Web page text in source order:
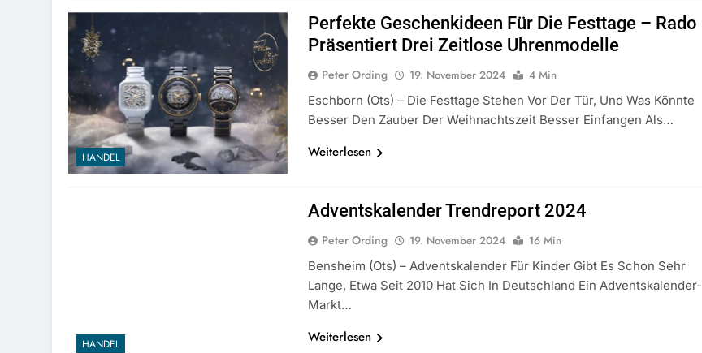
HANDEL
Perfekte Geschenkideen Für Die Festtage – Rado
Präsentiert Drei Zeitlose Uhrenmodelle
Peter Ording 19. November 2024
4 Min
Eschborn (ots) – Die Festtage Stehen Vor Der Tür, Und Was Könnte
Besser Den Zauber Der Weihnachtszeit Besser Einfangen Als…
Weiterlesen
HANDEL
Adventskalender Trendreport 2024
Peter Ording 19. November 2024
16 Min
Bensheim (ots) – Adventskalender Für Kinder Gibt Es Schon Sehr
Lange, Etwa Seit 2010 Hat Sich In Deutschland Ein Adventskalender-
Markt…
Weiterlesen